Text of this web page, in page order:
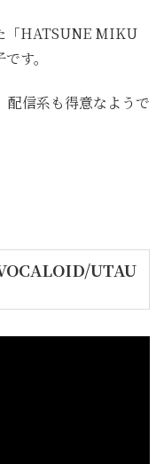
「HATSUNE MIKU
す。
配信系も得意なようで
UTAU